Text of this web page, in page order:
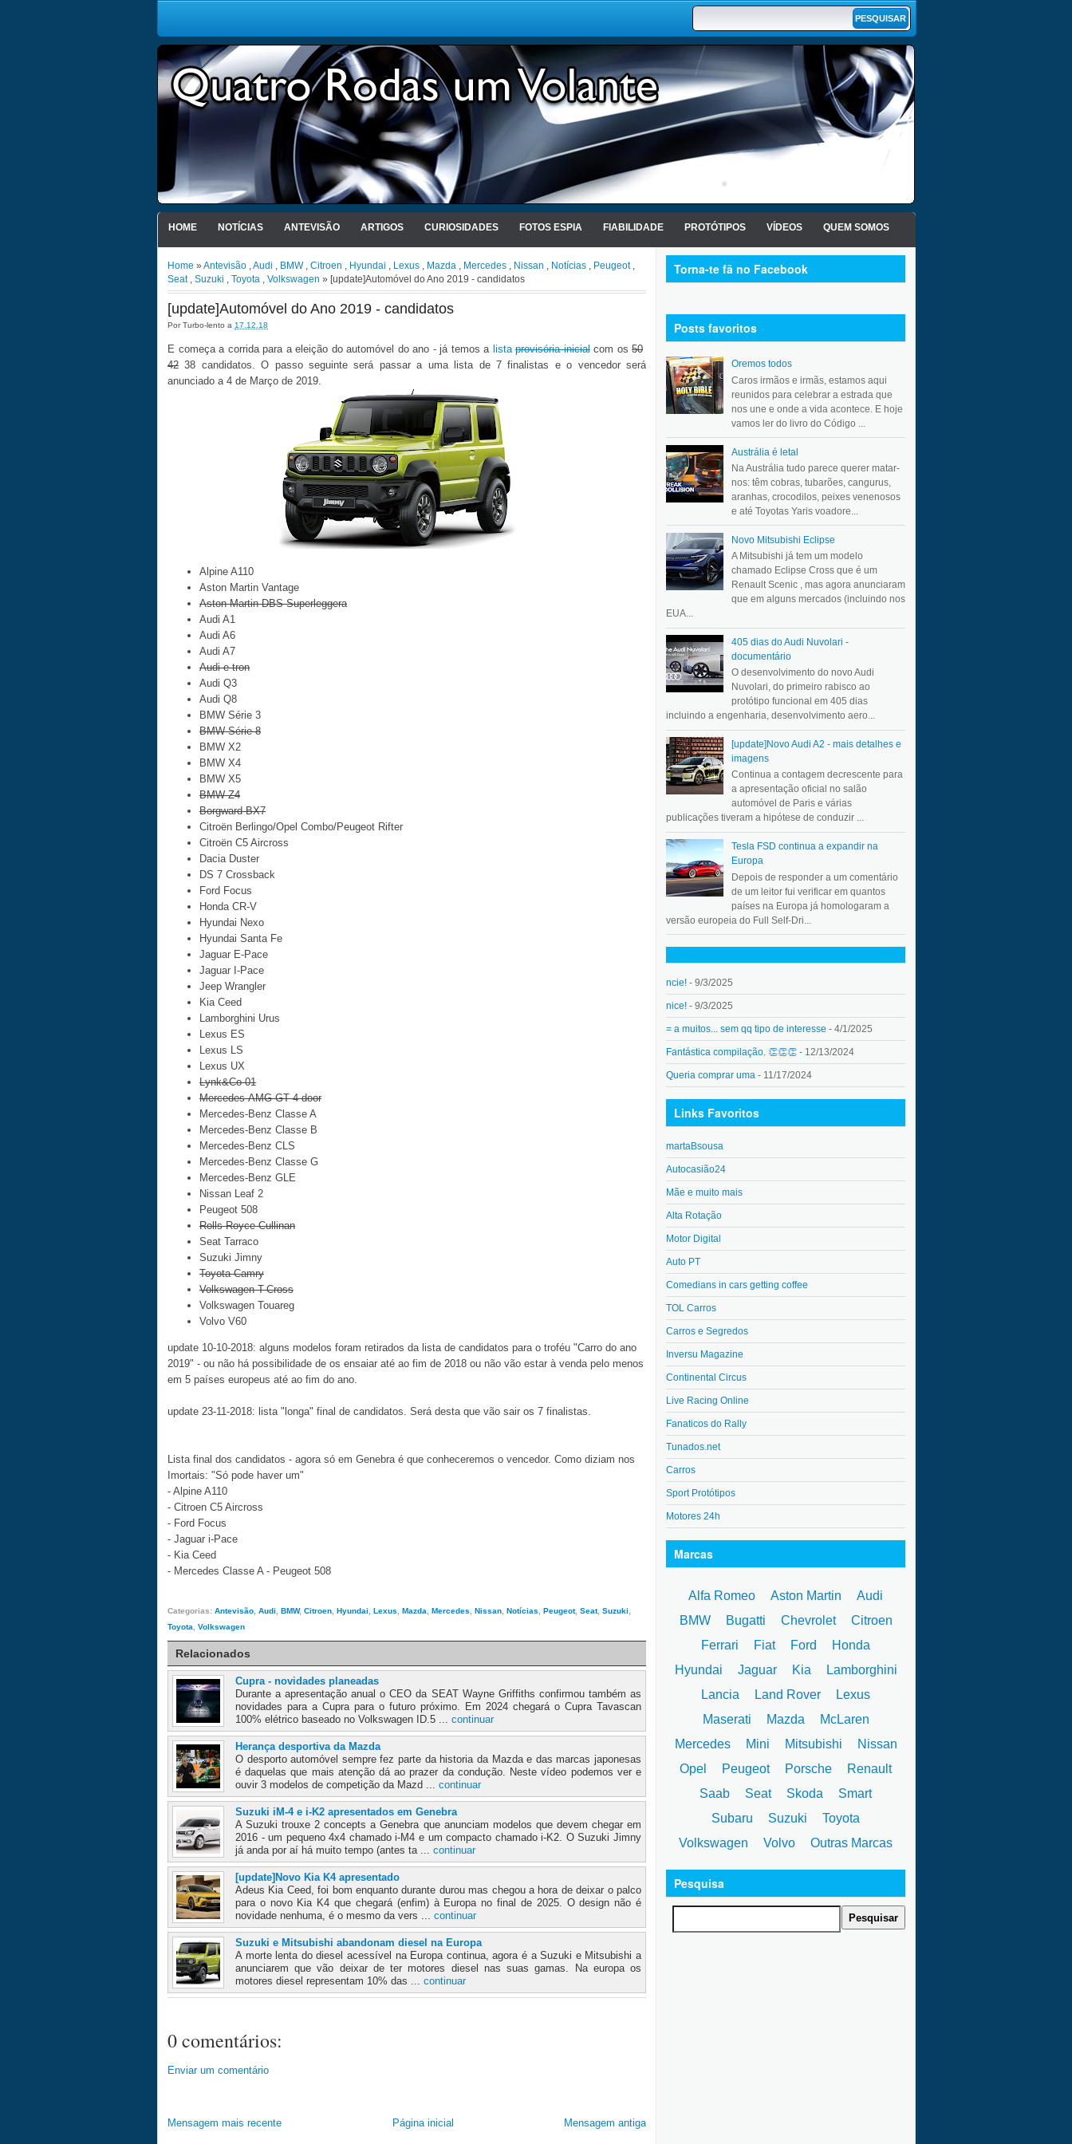
HOME NOTÍCIAS ANTEVISÃO ARTIGOS CURIOSIDADES FOTOS ESPIA FIABILIDADE PROTÓTIPOS VÍDEOS QUEM SOMOS
Home » Antevisão ,Audi , BMW, Citroen , Hyundai , Lexus , Mazda , Mercedes , Nissan , Notícias , Peugeot,
Seat, Suzuki , Toyota , Volkswagen » [update]Automóvel do Ano 2019 - candidatos
[update]Automóvel do Ano 2019 - candidatos
PorTurbo-lento a 17.12.18
E começa a corrida para a eleição do automóvel do ano - já temos a lista provisória inicialcom os 50
42 38 candidatos. O passo seguinte será passar a uma lista de 7 finalistas e o vencedor será
anunciado a 4 de Março de 2019.
Alpine A110
Aston Martin Vantage
Aston Martin DBS Superleggera
Audi A1
Audi A6
Audi A7
Audi e-tron
Audi Q3
Audi Q8
BMW Série 3
BMW Série 8
BMW X2
BMW X4
BMW X5
BMW Z4
Borgward BX7
Citroën Berlingo/Opel Combo/Peugeot Rifter
Citroën C5 Aircross
Dacia Duster
DS 7 Crossback
Ford Focus
Honda CR-V
Hyundai Nexo
Hyundai Santa Fe
Jaguar E-Pace
Jaguar I-Pace
Jeep Wrangler
Kia Ceed
Lamborghini Urus
Lexus ES
Lexus LS
Lexus UX
Lynk&Co 01
Mercedes-AMG GT 4 door
Mercedes-Benz Classe A
Mercedes-Benz Classe B
Mercedes-Benz CLS
Mercedes-Benz Classe G
Mercedes-Benz GLE
Nissan Leaf 2
Peugeot 508
Rolls-Royce Cullinan
Seat Tarraco
Suzuki Jimny
Toyota Camry
Volkswagen T-Cross
Volkswagen Touareg
Volvo V60
update 10-10-2018: alguns modelos foram retirados da lista de candidatos para o troféu "Carro do ano
2019" - ou não há possibilidade de os ensaiar até ao fim de 2018 ou não vão estar à venda pelo menos
em 5 países europeus até ao fim do ano.
update 23-11-2018: lista "longa" final de candidatos. Será desta que vão sair os 7 finalistas.
Lista final dos candidatos - agora só em Genebra é que conheceremos o vencedor. Como diziam nos
Imortais: "Só pode haver um"
- Alpine A110
- Citroen C5 Aircross
- Ford Focus
- Jaguar i-Pace
- Kia Ceed
- Mercedes Classe A- Peugeot 508
Categorias: Antevisão Audi BMW, Citroen Hyundai Lexus Mazda Mercedes Nissan Notícias Peugeot, Seat, Suzuki
Toyota
Volkswagen
Relacionados
Cupra - novidades planeadas
Durante a apresentação anual o CEO da SEAT Wayne Griffiths confirmou também as
novidades para a Cupra para o futuro próximo. Em 2024 chegará o Cupra Tavascan
100% elétrico baseado no Volkswagen ID.5 ... continuar
Herança desportiva da Mazda
O desporto automóvel sempre fez parte da historia da Mazda e das marcas japonesas
é daquelas que mais atenção dá ao prazer da condução. Neste vídeo podemos ver e
ouvir 3 modelos de competição da Mazd ... continuar
Suzuki iM-4 e i-K2 apresentados em Genebra
A Suzuki trouxe 2 concepts a Genebra que anunciam modelos que devem chegar em
2016 - um pequeno 4x4 chamado i-M4 e um compacto chamado i-K2. O Suzuki Jimny
já anda por aí há muito tempo (antes ta ... continuar
[update]Novo Kia K4 apresentado
Adeus Kia Ceed, foi bom enquanto durante durou mas chegou a hora de deixar o palco
para o novo Kia K4 que chegará (enfim) à Europa no final de 2025. O design não é
novidade nenhuma, é o mesmo da vers ... continuar
Suzuki e Mitsubishi abandonam diesel na Europa
A morte lenta do diesel acessível na Europa continua, agora é a Suzuki e Mitsubishi a
anunciarem que vão deixar de ter motores diesel nas suas gamas. Na europa os
motores diesel representam 10% das ... continuar
0 comentários:
Enviar um comentário
Mensagem mais recente Mensagem antiga
Página inicial
Torna-te fã no Facebook
Posts favoritos
Oremos todos
Caros irmãos e irmãs, estamos aqui
reunidos para celebrar a estrada que
nos une e onde a vida acontece. E hoje
vamos ler do livro do Código ...
Austrália é letal
Na Austrália tudo parece querer matar-
nos: têm cobras, tubarões, cangurus,
aranhas, crocodilos, peixes venenosos
e até Toyotas Yaris voadore...
Novo Mitsubishi Eclipse
A Mitsubishi já tem um modelo
chamado Eclipse Cross que é um
Renault Scenic , mas agora anunciaram
que em alguns mercados (incluindo nos
EUA...
405 dias do Audi Nuvolari -
documentário
O desenvolvimento do novo Audi
Nuvolari, do primeiro rabisco ao
protótipo funcional em 405 dias
incluindo a engenharia, desenvolvimento aero...
[update]Novo Audi A2 - mais detalhes e
imagens
Continua a contagem decrescente para
a apresentação oficial no salão
automóvel de Paris e várias
publicações tiveram a hipótese de conduzir ...
Tesla FSD continua a expandir na
Europa
Depois de responder a um comentário
de um leitor fui verificar em quantos
países na Europa já homologaram a
versão europeia do Full Self-Dri...
ncie! - 9/3/2025
nice! - 9/3/2025
= a muitos... sem qq tipo de interesse - 4/1/2025
Fantástica compilação. 👏👏👏 - 12/13/2024
Queria comprar uma - 11/17/2024
Links Favoritos
martaBsousa
Autocasião24
Mãe e muito mais
Alta Rotação
Motor Digital
Auto PT
Comedians in cars getting coffee
TOL Carros
Carros e Segredos
Inversu Magazine
Continental Circus
Live Racing Online
Fanaticos do Rally
Tunados.net
Carros
Sport Protótipos
Motores 24h
Marcas
Alfa Romeo Aston Martin
Audi
BMW
Bugatti Chevrolet
Citroen
Ferrari
Fiat Ford
Honda
Hyundai
Jaguar Kia
Lamborghini
Lancia
Land Rover
Lexus
Maserati
Mazda
McLaren
Mercedes
Mini Mitsubishi
Nissan
Opel
Peugeot Porsche
Renault
Saab
Seat Skoda
Smart
Subaru
Suzuki
Toyota
Volkswagen
Volvo Outras Marcas
Pesquisa